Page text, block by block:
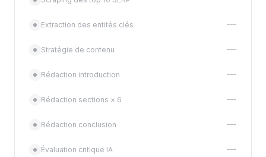
Extraction des entités clés ---
Stratégie de contenu ---
Rédaction introduction ---
Rédaction sections × 6 ---
Rédaction conclusion ---
Évaluation critique IA ---